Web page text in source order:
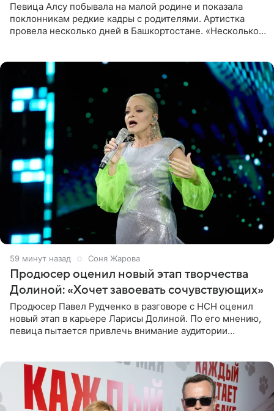
Певица Алсу побывала на малой родине и показала
поклонникам редкие кадры с родителями. Артистка
провела несколько дней в Башкортостане. «Несколько
59 минут назад Соня Жарова
Продюсер оценил новый этап творчества
Долиной: «Хочет завоевать сочувствующих»
Продюсер Павел Рудченко в разговоре с НСН оценил
новый этап в карьере Ларисы Долиной. По его мнению,
певица пытается привлечь внимание аудитории